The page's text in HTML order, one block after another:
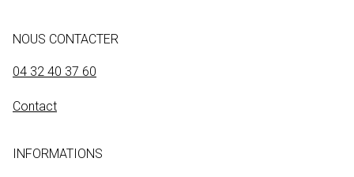
NOUS CONTACTER
04 32 40 37 60
Contact
INFORMATIONS